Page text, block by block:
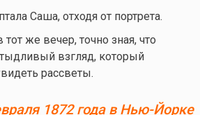
Саша, отходя от портрета.
же вечер, точно зная, что
взгляд, который
рассветы.
1872 года в Нью-Йорке